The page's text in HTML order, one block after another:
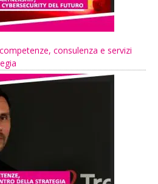
consulenza e servizi